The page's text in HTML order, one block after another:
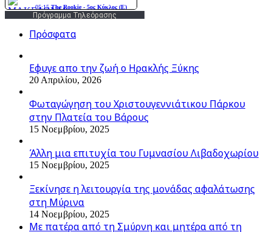
Πρόγραμμα Τηλεόρασης
Πρόσφατα
Εφυγε απο την ζωή o Ηρακλής Ξύκης
20 Απριλίου, 2026
Φωταγώγηση του Χριστουγεννιάτικου Πάρκου
στην Πλατεία του Βάρους
15 Νοεμβρίου, 2025
Άλλη μια επιτυχία του Γυμνασίου Λιβαδοχωρίου
15 Νοεμβρίου, 2025
Ξεκίνησε η λειτουργία της μονάδας αφαλάτωσης
στη Μύρινα
14 Νοεμβρίου, 2025
Με πατέρα από τη Σμύρνη και μητέρα από τη